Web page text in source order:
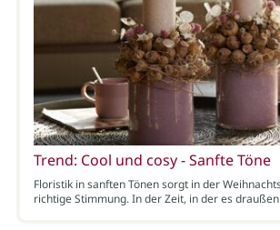
Trend: Cool und cosy - Sanfte Töne
Floristik in sanften Tönen sorgt in der
richtige Stimmung. In der Zeit, in der es